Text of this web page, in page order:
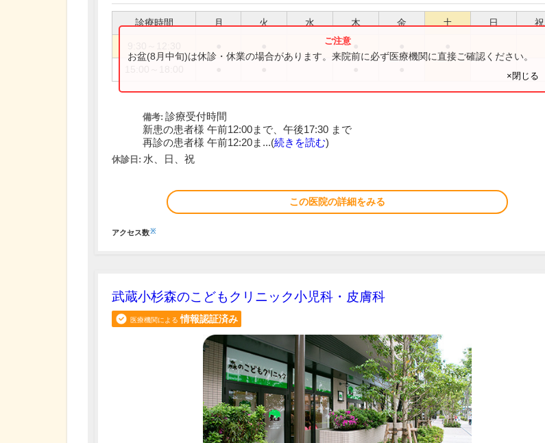
診療時間 月 火 水 木 金 土 日 祝
お盆(8月中旬)は休診・休業の場合があります。来院前に必ず医療機関に直接ご確認ください。
×閉じる
備考: 診療受付時間
新患の患者様 午前12:00まで、午後17:30 まで
再診の患者様 午前12:20ま...(続きを読む)
休診日: 水、日、祝
この医院の詳細をみる
アクセス数※
武蔵小杉森のこどもクリニック小児科・皮膚科
医療機関による 情報認証済み